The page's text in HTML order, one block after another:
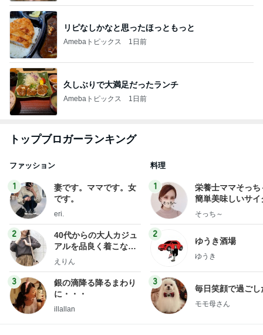
リピなしかなと思ったほっともっと
Amebaトピックス 1日前
久しぶりで大満足だったランチ
Amebaトピックス 1日前
トップブロガーランキング
ファッション
1
妻です。ママです。女
です。
eri.
2
40代からの大人カジュ
アルを品良く着こなす
ファッションブログ
えりん
3
銀の滴降る降るまわり
に・・・
illallan
料理
1
栄養士ママそっち
簡単美味しいサイ
献立
そっち～
2
ゆうき酒場
ゆうき
3
毎日笑顔で過ごし
モモ母さん